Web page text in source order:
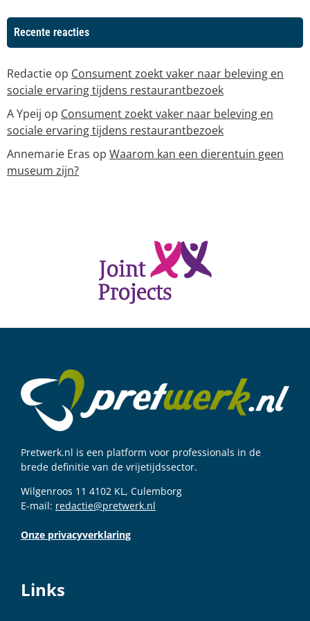
Recente reacties
Redactie op Consument zoekt vaker naar beleving en
sociale ervaring tijdens restaurantbezoek
A Ypeij op Consument zoekt vaker naar beleving en
sociale ervaring tijdens restaurantbezoek
Annemarie Eras op Waarom kan een dierentuin geen
museum zijn?
Pretwerk.nl is een platform voor professionals in de
brede definitie van de vrijetijdssector.
Wilgenroos 11 4102 KL, Culemborg
E-mail: redactie@pretwerk.nl
Onze privacyverklaring
Links